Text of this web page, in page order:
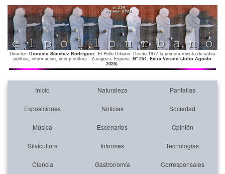
Director: Dionisio Sánchez Rodríguez. El Pollo Urbano. Desde 1977 la primera revista de sátira
política, información, ocio y cultura . Zaragoza. España. Nº 254. Extra Verano (Julio Agosto
2026).
Inicio Naturaleza Pantallas
Exposiciones Noticias Sociedad
Música Escenarios Opinión
Silvicultura Informes Tecnologías
Ciencia Gastronomía Corresponsales